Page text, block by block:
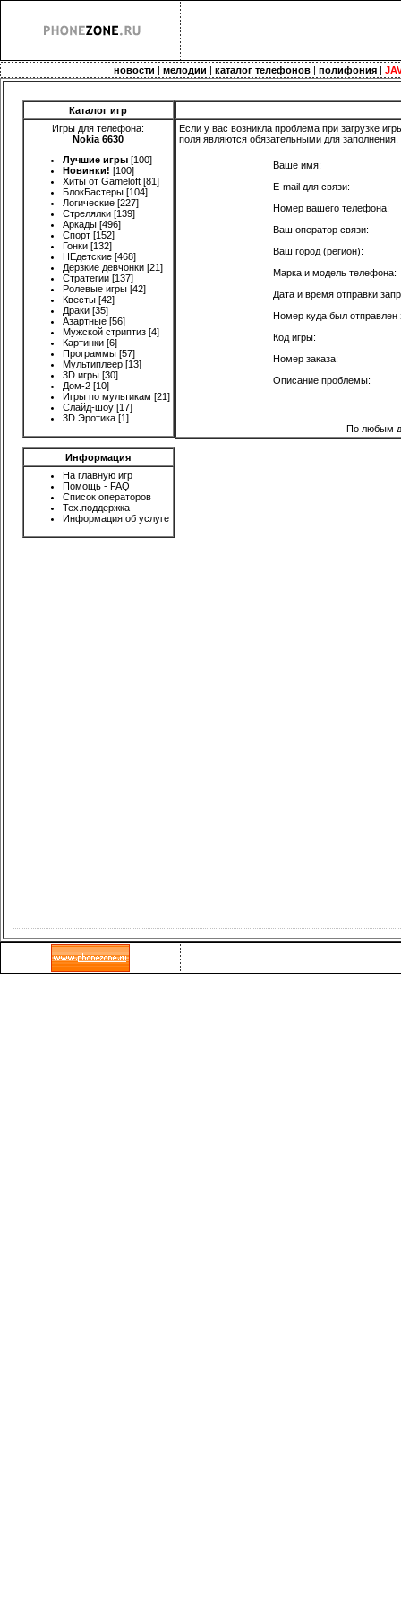
новости |мелодии |каталог телефонов |полифония |
Каталог игр
Игры для телефона:
Nokia 6630
Лучшие игры [100]
Новинки! [100]
Хиты от Gameloft [81]
БлокБастеры [104]
Логические [227]
Стрелялки [139]
Аркады [496]
Спорт [152]
Гонки [132]
НЕдетские [468]
Дерзкие девчонки [21]
Стратегии [137]
Ролевые игры [42]
Квесты [42]
Драки [35]
Азартные [56]
Мужской стриптиз [4]
Картинки [6]
Программы [57]
Мультиплеер [13]
3D игры [30]
Дом-2 [10]
Игры по мультикам [21]
Слайд-шоу [17]
3D Эротика [1]
Информация
На главную игр
Помощь - FAQ
Список операторов
Тех.поддержка
Информация об услуге
Если у вас возникла проблема при загрузке
поля являются обязательными для заполнения.
Ваше имя:
E-mail для связи:
Номер вашего телефона:
Ваш оператор связи:
Ваш город (регион):
Марка и модель телефона:
Дата и время отправки
Номер куда был отправлен
Код игры:
Номер заказа:
Описание проблемы:
По любым